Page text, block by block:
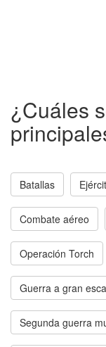
¿Cuáles
Batallas
Combate aéreo
Operación Torch
Guerra a gran
Segunda guerra